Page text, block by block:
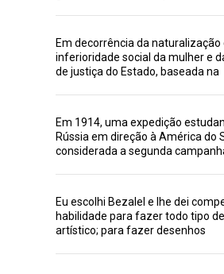
Em decorrência da naturalização
inferioridade social da mulher e
de justiça do Estado, baseada na
Em 1914, uma expedição
Rússia em direção à América do
considerada a segunda
Eu escolhi Bezalel e lhe dei
habilidade para fazer todo tipo
artístico; para fazer desenhos